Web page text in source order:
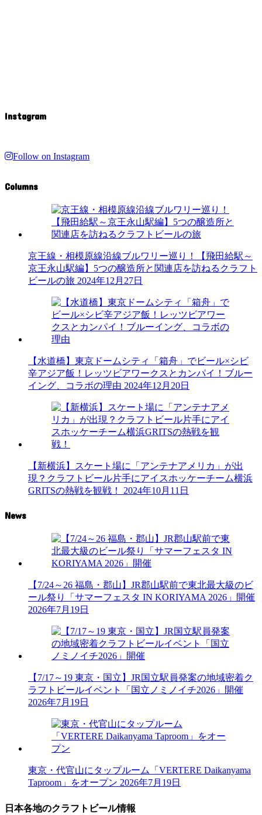
Instagram
Follow on Instagram
Columns
京王線・相模原線沿線ブルワリー巡り！【飛田給駅～
京王永山駅編】5つの醸造所と関連店を訪ねるクラフト
ビールの旅 2024年12月27日
【水道橋】東京ドームシティ「箱舟」でビール×シビ
辛アジア飯！レッツビアワークスとカンパイ！ブルー
イング、コラボの理由 2024年12月20日
【新横浜】スケート場に「アンテナアメリカ」が出
現？クラフトビール片手にアイスホッケーチーム横浜
GRITSの熱戦を観戦！
2024年10月11日
News
【7/24～26 福島・郡山】JR郡山駅前で東北最大級のビ
ール祭り「サマーフェスタ IN KORIYAMA 2026」開催
2026年7月19日
【7/17～19 東京・国立】JR国立駅員発案の地域密着ク
ラフトビールイベント「国立ノミノイチ2026」開催
2026年7月19日
東京・代官山にタップルーム「VERTERE Daikanyama
Taproom」をオープン 2026年7月19日
日本各地のクラフトビール情報